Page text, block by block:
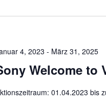
wählen.
Welcome to
4, 2023 - März 31, 2025
01.04.2023 bis